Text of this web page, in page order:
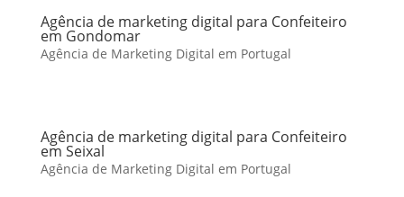
Agência de marketing digital para Confeiteiro
em Gondomar
Agência de Marketing Digital em Portugal
Agência de marketing digital para Confeiteiro
em Seixal
Agência de Marketing Digital em Portugal